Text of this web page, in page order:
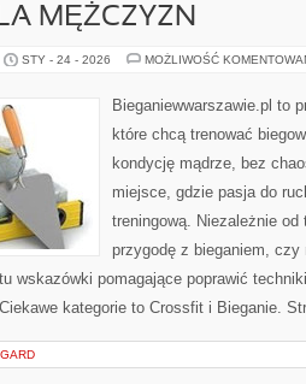
MĘŻCZYZN
STY - 24 - 2026 MOŻLIWOŚĆ
Bieganiewwarszawie.pl to
które chcą trenować
kondycję mądrze, bez
miejsce, gdzie pasja do
treningową. Niezależnie
przygodę z bieganiem,
wskazówki pomagające poprawić
kategorie to Crossfit i Bieganie.